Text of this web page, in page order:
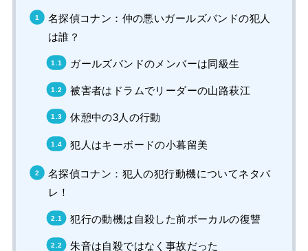
名探偵コナン：仲の悪いガールズバンドの犯人
は誰？
ガールズバンドのメンバーは同級生
被害者はドラムでリーダーの山路萩江
休憩中の3人の行動
犯人はキーボードの小暮留美
名探偵コナン：犯人の犯行動機についてネタバ
レ！
犯行の動機は自殺した前ボーカルの復讐
朱音は自殺ではなく事故だった